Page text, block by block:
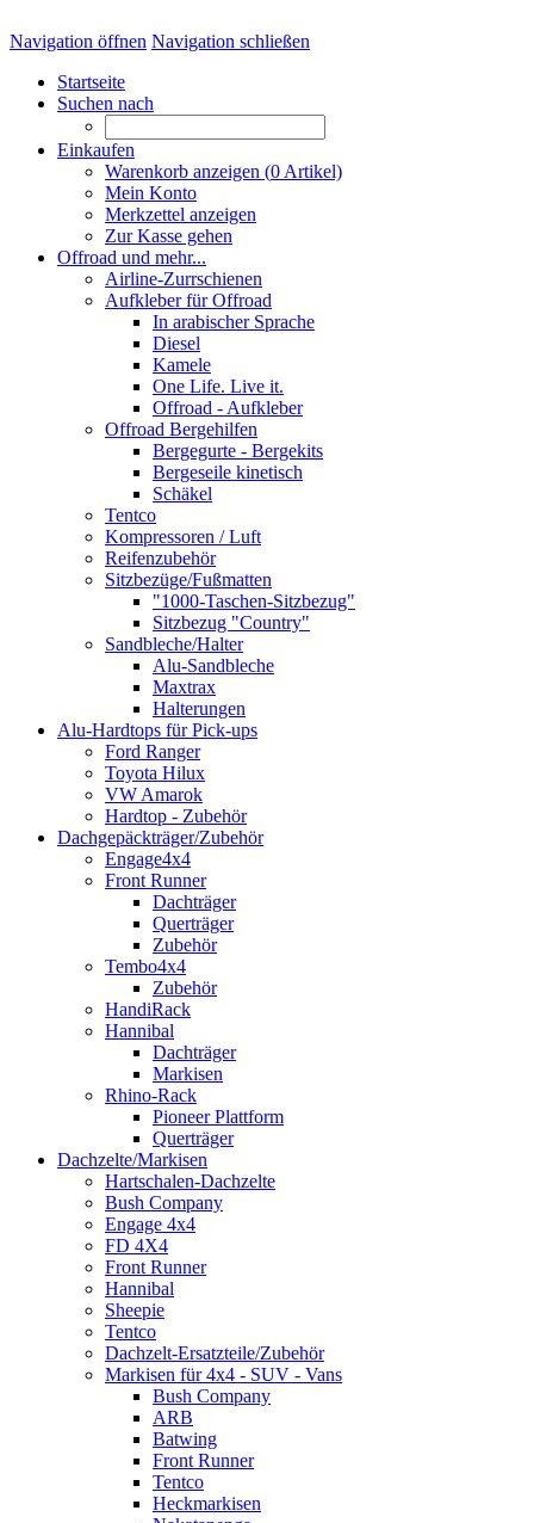
Navigation öffnen Navigation schließen
Startseite
Suchen nach
Einkaufen
Warenkorb anzeigen (0 Artikel)
Mein Konto
Merkzettel anzeigen
Zur Kasse gehen
Offroad und mehr...
Airline-Zurrschienen
Aufkleber für Offroad
In arabischer Sprache
Diesel
Kamele
One Life. Live it.
Offroad - Aufkleber
Offroad Bergehilfen
Bergegurte - Bergekits
Bergeseile kinetisch
Schäkel
Tentco
Kompressoren / Luft
Reifenzubehör
Sitzbezüge/Fußmatten
"1000-Taschen-Sitzbezug"
Sitzbezug "Country"
Sandbleche/Halter
Alu-Sandbleche
Maxtrax
Halterungen
Alu-Hardtops für Pick-ups
Ford Ranger
Toyota Hilux
VW Amarok
Hardtop - Zubehör
Dachgepäckträger/Zubehör
Engage4x4
Front Runner
Dachträger
Querträger
Zubehör
Tembo4x4
Zubehör
HandiRack
Hannibal
Dachträger
Markisen
Rhino-Rack
Pioneer Plattform
Querträger
Dachzelte/Markisen
Hartschalen-Dachzelte
Bush Company
Engage 4x4
FD 4X4
Front Runner
Hannibal
Sheepie
Tentco
Dachzelt-Ersatzteile/Zubehör
Markisen für 4x4 - SUV - Vans
Bush Company
ARB
Batwing
Front Runner
Tentco
Heckmarkisen